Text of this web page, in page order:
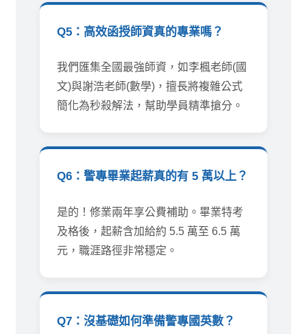
Q5：高效函授師資真的專業嗎？
我們匯集全國最強師資，如李楓老師(國
文)與謝浩老師(數學)，擅長將複雜公式
簡化為秒殺解法，幫助學員精準搶分。
Q6：警專畢業起薪真的有 5 萬以上？
是的！修業兩年享公費補助。畢業特考
及格後，起薪含加給約 5.5 萬至 6.5 萬
元，職涯路徑非常穩定。
Q7：沒基礎如何準備警專國英數？